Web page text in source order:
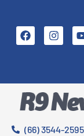
(66) 3544-2595